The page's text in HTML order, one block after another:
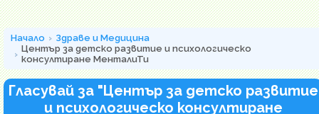
Начало
Здраве и Медицина
Център за детско развитие и психологическо
консултиране МенталиТи
Гласувай за "Център за детско развитие
и психологическо консултиране